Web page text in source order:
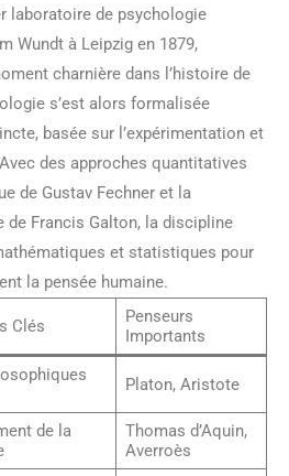
laboratoire de psychologie
Wundt à Leipzig en 1879,
charnière dans l’histoire de
s’est alors formalisée
basée sur l’expérimentation et
des approches quantitatives
de Gustav Fechner et la
Francis Galton, la discipline
et statistiques pour
la pensée humaine.
Clés
Penseurs
Importants
Platon, Aristote
de la
Thomas d’Aquin,
Averroès